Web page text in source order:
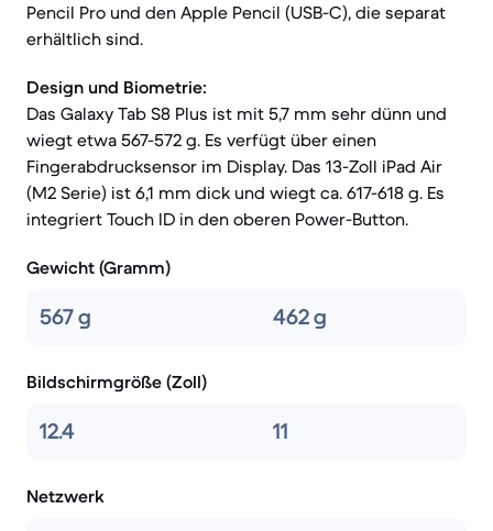
Pencil Pro und den Apple Pencil (USB-C), die separat
erhältlich sind.
Design und Biometrie:
Das Galaxy Tab S8 Plus ist mit 5,7 mm sehr dünn und
wiegt etwa 567-572 g. Es verfügt über einen
Fingerabdrucksensor im Display. Das 13-Zoll iPad Air
(M2 Serie) ist 6,1 mm dick und wiegt ca. 617-618 g. Es
integriert Touch ID in den oberen Power-Button.
Gewicht (Gramm)
567 g 462 g
Bildschirmgröße (Zoll)
12.4 11
Netzwerk